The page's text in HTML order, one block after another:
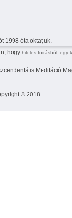
1998 óta oktatjuk.
hogy hiteles forrásból, egy
Meditáció
© 2018